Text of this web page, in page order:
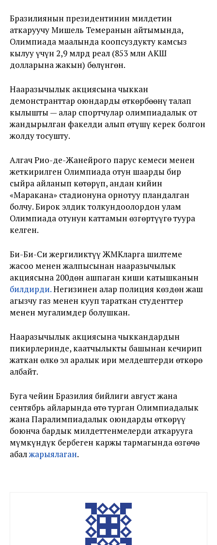
Бразилиянын президентинин милдетин
аткаруучу Мишель Темеранын айтымында,
Олимпиада маалында коопсуздукту камсыз
кылуу үчүн 2,9 млрд реал (853 млн АКШ
долларына жакын) бөлүнгөн.
Нааразычылык акциясына чыккан
демонстранттар оюндарды өткөрбөөнү талап
кылышты — алар спортчулар олимпиадалык от
жандырылган факелди алып өтүшү керек болгон
жолду тосушту.
Алгач Рио-де-Жанейрого парус кемеси менен
жеткирилген Олимпиада отун шаарды бир
сыйра айланып көтөрүп, андан кийин
«Маракана» стадионуна орнотуу пландалган
болчу. Бирок элдик толкундоолордон улам
Олимпиада отунун каттамын өзгөртүүгө туура
келген.
Би-Би-Си жергиликтүү ЖМКларга шилтеме
жасоо менен жалпысынан нааразычылык
акциясына 200дөн ашпаган киши катышканын
билдирди.Негизинен алар полиция көздөн жаш
агызчу газ менен кууп тараткан студенттер
менен мугалимдер болушкан.
Нааразычылык акциясына чыккандардын
пикирлеринде, каатчылыкты башынан кечирип
жаткан өлкө эл аралык ири мелдештерди өткөрө
албайт.
Буга чейин Бразилия бийлиги август жана
сентябрь айларында өтө турган Олимпиадалык
жана Паралимпиадалык оюндарды өткөрүү
боюнча бардык милдеттенмелерди аткарууга
мүмкүндүк бербеген каржы тармагында өзгөчө
абалжарыялаган.